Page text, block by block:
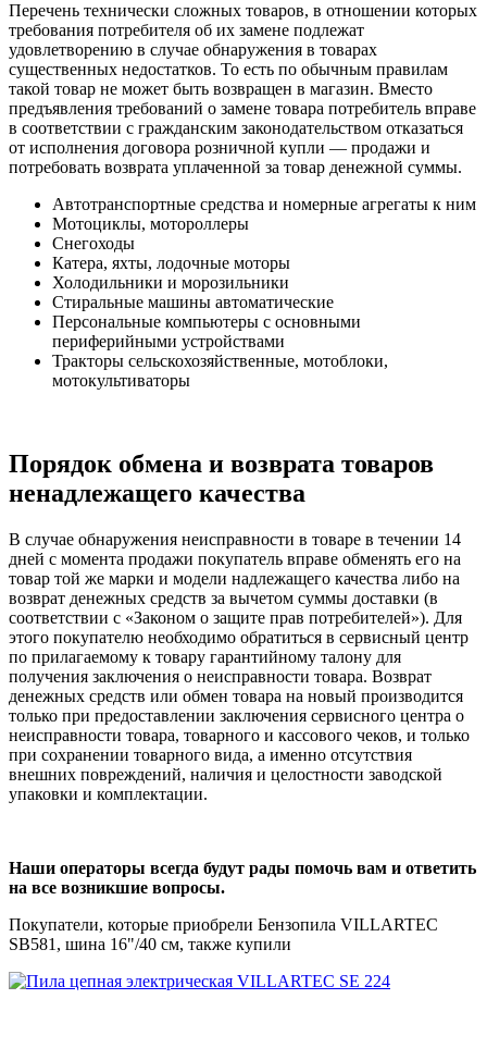
Перечень технически сложных товаров, в отношении которых
требования потребителя об их замене подлежат
удовлетворению в случае обнаружения в товарах
существенных недостатков. То есть по обычным правилам
такой товар не может быть возвращен в магазин. Вместо
предъявления требований о замене товара потребитель вправе
в соответствии с гражданским законодательством отказаться
от исполнения договора розничной купли — продажи и
потребовать возврата уплаченной за товар денежной суммы.
Автотранспортные средства и номерные агрегаты к ним
Мотоциклы, мотороллеры
Снегоходы
Катера, яхты, лодочные моторы
Холодильники и морозильники
Стиральные машины автоматические
Персональные компьютеры с основными
периферийными устройствами
Тракторы сельскохозяйственные, мотоблоки,
мотокультиваторы
Порядок обмена и возврата товаров
ненадлежащего качества
В случае обнаружения неисправности в товаре в течении 14
дней с момента продажи покупатель вправе обменять его на
товар той же марки и модели надлежащего качества либо на
возврат денежных средств за вычетом суммы доставки (в
соответствии с «Законом о защите прав потребителей»). Для
этого покупателю необходимо обратиться в сервисный центр
по прилагаемому к товару гарантийному талону для
получения заключения о неисправности товара. Возврат
денежных средств или обмен товара на новый производится
только при предоставлении заключения сервисного центра о
неисправности товара, товарного и кассового чеков, и только
при сохранении товарного вида, а именно отсутствия
внешних повреждений, наличия и целостности заводской
упаковки и комплектации.
Наши операторы всегда будут рады помочь вам и ответить
на все возникшие вопросы.
Покупатели, которые приобрели Бензопила VILLARTEC
SB581, шина 16"/40 см, также купили